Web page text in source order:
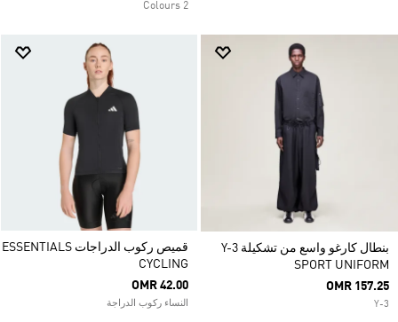
2 Colours
بنطال كارغو واسع من تشكيلة Y-3
SPORT UNIFORM
OMR 157.25
Y-3
قميص ركوب الدراجات ESSENTIALS
CYCLING
OMR 42.00
النساء ركوب الدراجة